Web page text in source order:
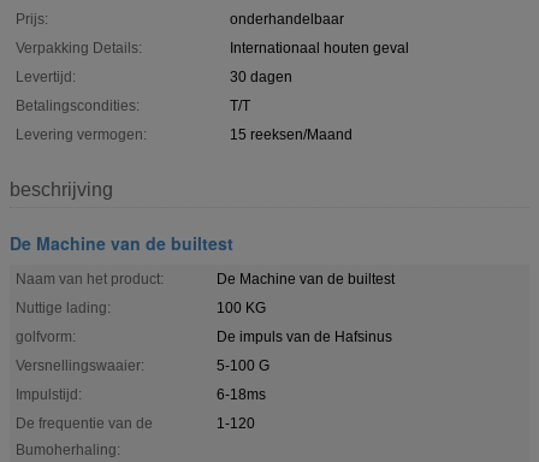
Prijs:
onderhandelbaar
Verpakking Details:
Internationaal houten geval
Levertijd:
30 dagen
Betalingscondities:
T/T
Levering vermogen:
15 reeksen/Maand
beschrijving
De Machine van de builtest
Naam van het product:
De Machine van de builtest
Nuttige lading:
100 KG
golfvorm:
De impuls van de Hafsinus
Versnellingswaaier:
5-100 G
Impulstijd:
6-18ms
De frequentie van de
Bumoherhaling:
1-120